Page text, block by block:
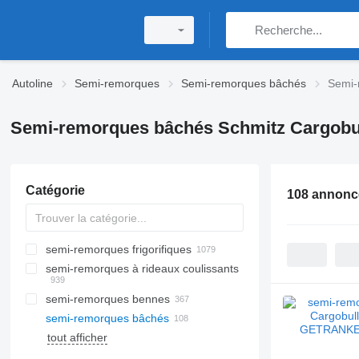
Autoline Semi-remorques Semi-remorques bâchés
Semi-remorques bâchés Schmitz
Catégorie
semi-remorques frigorifiques
semi-remorques à rideaux coulissants
semi-remorques bennes
semi-remorques bâchés
tout afficher
108